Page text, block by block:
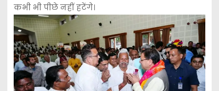
कभी भी पीछे नहीं हटेंगे।